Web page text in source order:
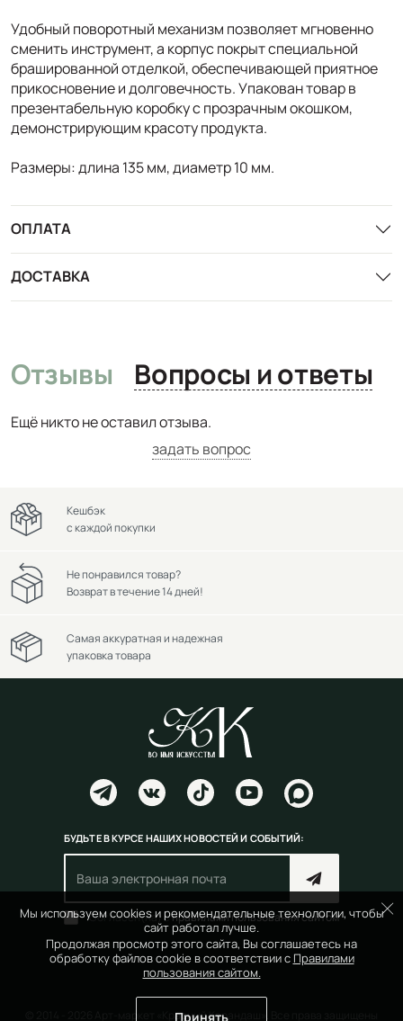
Удобный поворотный механизм позволяет мгновенно
сменить инструмент, а корпус покрыт специальной
брашированной отделкой, обеспечивающей приятное
прикосновение и долговечность. Упакован товар в
презентабельную коробку с прозрачным окошком,
демонстрирующим красоту продукта.
Размеры: длина 135 мм, диаметр 10 мм.
ОПЛАТА
ДОСТАВКА
Отзывы Вопросы и ответы
Ещё никто не оставил отзыва.
задать вопрос
Мы используем cookies и рекомендательные технологии, чтобы
сайт работал лучше.
Продолжая просмотр этого сайта, Вы соглашаетесь на
обработку файлов cookie в соответствии с Правилами
пользования сайтом.
Принять
Кешбэк
с каждой покупки
Не понравился товар?
Возврат в течение 14 дней!
Самая аккуратная и надежная
упаковка товара
БУДЬТЕ В КУРСЕ НАШИХ НОВОСТЕЙ И СОБЫТИЙ:
Согласен(на) справилами пользования сайтом
© 2014 - 2026 Арт-маркет «Красный Карандаш». Все права защищены